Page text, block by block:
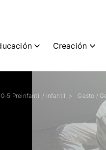
Creación
0-5 Preinfantil / Infantil Gesto /